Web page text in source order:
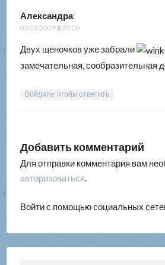
Александра:
03.06.2009 в 20:00
Двух щеночков уже забрали
замечательная, сообразительная
Войдите, чтобы ответить
Добавить комментарий
Для отправки комментария вам
авторизоваться.
Войти с помощью социальных